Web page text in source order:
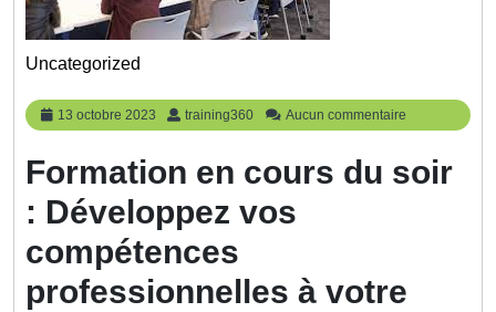
Uncategorized
13 octobre 2023
13
octobre
training360 training360
Aucun commentaire
Formation en cours du soir
: Développez vos
compétences
professionnelles à votre